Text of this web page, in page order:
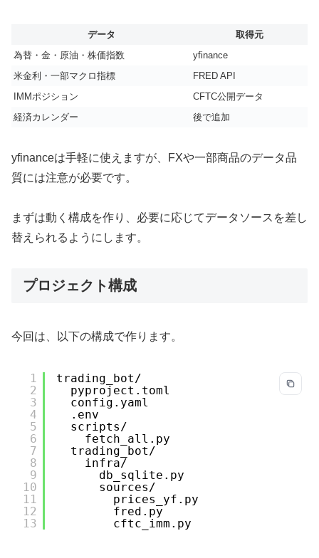
データ
取得元
為替・金・原油・株価指数
yfinance
米金利・一部マクロ指標
FRED API
IMMポジション
CFTC公開データ
経済カレンダー
後で追加
yfinanceは手軽に使えますが、FXや一部商品のデータ品
質には注意が必要です。
まずは動く構成を作り、必要に応じてデータソースを差し
替えられるようにします。
プロジェクト構成
今回は、以下の構成で作ります。
1
2
3
4
5
6
7
8
9
10
11
12
13
trading_bot/
pyproject.toml
config.yaml
.env
scripts/
fetch_all.py
trading_bot/
infra/
db_sqlite.py
sources/
prices_yf.py
fred.py
cftc_imm.py